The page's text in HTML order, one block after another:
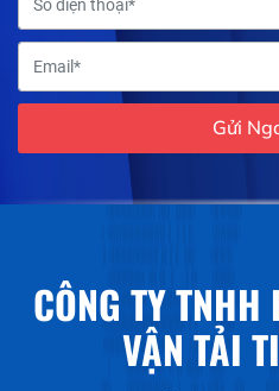
Gửi
CÔNG TY
VẬN TẢI